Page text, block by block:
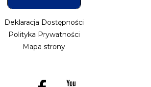
Deklaracja Dostępności
Polityka Prywatności
Mapa strony